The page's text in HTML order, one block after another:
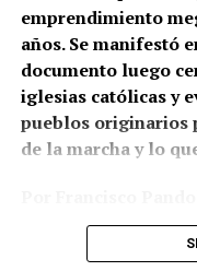
escopeta es letal,
postas de goma) o
plomo). Hasta un
puede herir o matar
protocolos de uso de
terminantemente
emprendimiento
años. Se manifestó
documento luego
iglesias católicas y
pueblos originarios
de la marcha y lo
Fotos: Archivo por